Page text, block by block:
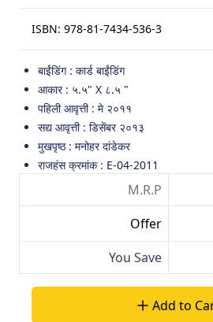
ISBN: 978-81-7434-536-3
बाईंडिंग : कार्ड बाईंडिंग
आकार : ५.५" X ८.५ "
पहिली आवृत्ती : मे २०११
सद्य आवृत्ती : डिसेंबर २०१३
मुखपृष्ठ : मनोहर दांडेकर
राजहंस क्रमांक : E-04-2011
M.R.P
Offer
You Save
Add to